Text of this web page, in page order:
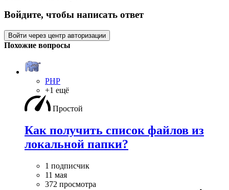
Войдите, чтобы написать ответ
Войти через центр авторизации
Похожие вопросы
PHP
+1 ещё
Простой
Как получить список файлов из
локальной папки?
1 подписчик
11 мая
372 просмотра